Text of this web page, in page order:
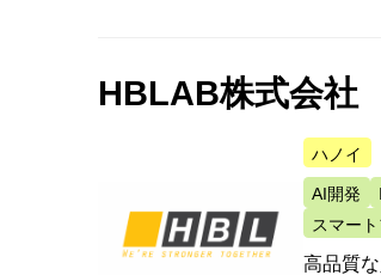
HBLAB株式会社
ハノイ
AI開発
スマー
高品質